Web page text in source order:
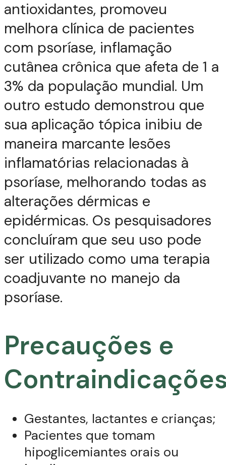
antioxidantes, promoveu
melhora clínica de pacientes
com psoríase, inflamação
cutânea crônica que afeta de 1 a
3% da população mundial. Um
outro estudo demonstrou que
sua aplicação tópica inibiu de
maneira marcante lesões
inflamatórias relacionadas à
psoríase, melhorando todas as
alterações dérmicas e
epidérmicas. Os pesquisadores
concluíram que seu uso pode
ser utilizado como uma terapia
coadjuvante no manejo da
psoríase.
Precauções e
Gestantes, lactantes e crianças;
Pacientes que tomam
hipoglicemiantes orais ou